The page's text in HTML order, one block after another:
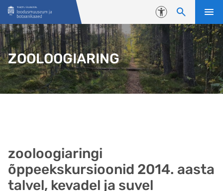
Liigu edasi põhisisu juurde
Juurdepääsetavus
ZOOLOOGIARING
zooloogiaringi
õppeekskursioonid 2014. aasta
talvel, kevadel ja suvel